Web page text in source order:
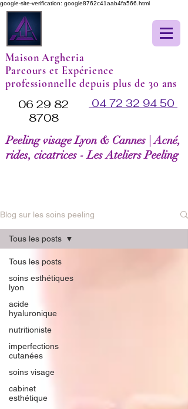
google-site-verification: google8762c41aab4fa566.html
Maison Argheria
Parcours et Expérience
professionnelle depuis plus de 30 ans
06 29 82
8708
04 72 32 94 50
Peeling visage Lyon & Cannes | Acné,
rides, cicatrices - Les Ateliers Peeling
Blog sur les soins peeling
Tous les posts
soins esthétiques
lyon
acide
hyaluronique
nutritioniste
imperfections
cutanées
soins visage
cabinet
esthétique
Tous les posts